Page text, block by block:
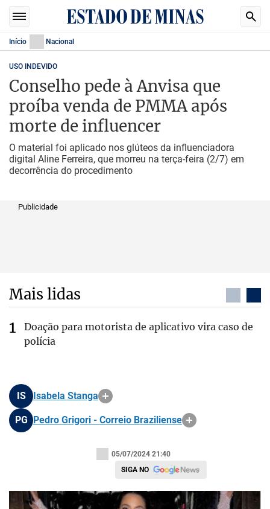
Início Nacional
USO INDEVIDO
Conselho pede à Anvisa que
proíba venda de PMMA após
morte de influencer
O material foi aplicado nos glúteos da influenciadora
digital Aline Ferreira, que morreu na terça-feira (2/7) em
decorrência do procedimento
Publicidade
Mais lidas
Doação para motorista de aplicativo vira caso de
polícia
IS Isabela Stanga
PG Pedro Grigori - Correio Braziliense
05/07/2024 21:40
SIGA NO